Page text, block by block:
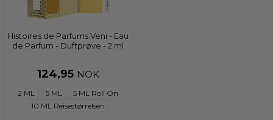
Histoires de Parfums Veni - Eau
de Parfum - Duftprøve - 2 ml
124,95 NOK
2 ML 5 ML
5 ML Roll On
10 ML Reisestørrelsen